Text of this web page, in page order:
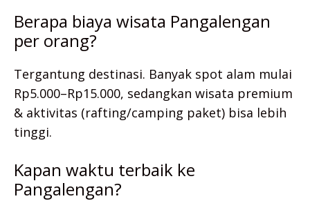
Berapa biaya wisata Pangalengan
per orang?
Tergantung destinasi. Banyak spot alam mulai
Rp5.000–Rp15.000, sedangkan wisata premium
& aktivitas (rafting/camping paket) bisa lebih
tinggi.
Kapan waktu terbaik ke
Pangalengan?